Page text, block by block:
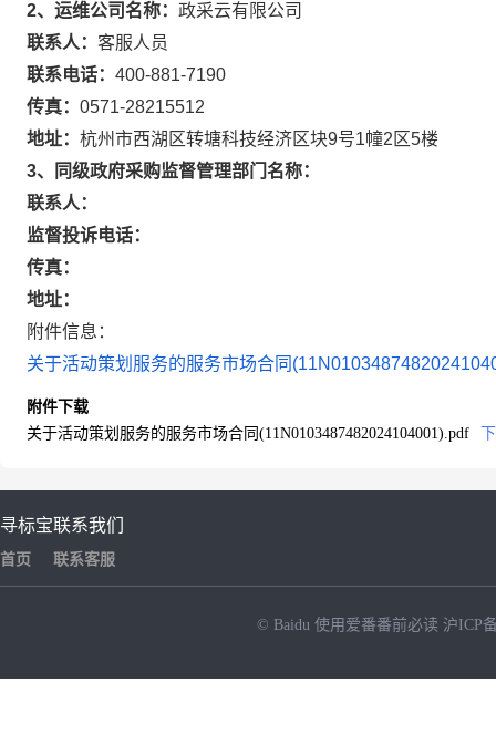
2、运维公司名称： 政采云有限公司
联系人： 客服人员
联系电话： 400-881-7190
传真： 0571-28215512
地址： 杭州市西湖区转塘科技经济区块9号1幢2区5楼
3、同级政府采购监督管理部门名称：
联系人：
监督投诉电话：
传真：
地址：
附件信息：
关于活动策划服务的服务市场合同
附件下载
关于活动策划服务的服务市场合同(11N0103487482024104001).pdf
寻标宝
首页
联系我们
联系客服
© Baidu 使用爱番番前必读 沪ICP